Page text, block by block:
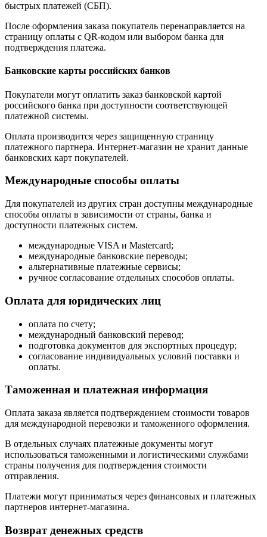
быстрых платежей (СБП).
После оформления заказа покупатель перенаправляется на
страницу оплаты с QR-кодом или выбором банка для
подтверждения платежа.
Банковские карты российских банков
Покупатели могут оплатить заказ банковской картой
российского банка при доступности соответствующей
платежной системы.
Оплата производится через защищенную страницу
платежного партнера. Интернет-магазин не хранит данные
банковских карт покупателей.
Международные способы оплаты
Для покупателей из других стран доступны международные
способы оплаты в зависимости от страны, банка и
доступности платежных систем.
международные VISA и Mastercard;
международные банковские переводы;
альтернативные платежные сервисы;
ручное согласование отдельных способов оплаты.
Оплата для юридических лиц
оплата по счету;
международный банковский перевод;
подготовка документов для экспортных процедур;
согласование индивидуальных условий поставки и
оплаты.
Таможенная и платежная информация
Оплата заказа является подтверждением стоимости товаров
для международной перевозки и таможенного оформления.
В отдельных случаях платежные документы могут
использоваться таможенными и логистическими службами
страны получения для подтверждения стоимости
отправления.
Платежи могут приниматься через финансовых и платежных
партнеров интернет-магазина.
Возврат денежных средств